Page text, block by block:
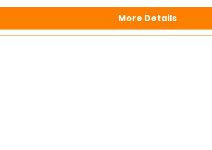
More Details